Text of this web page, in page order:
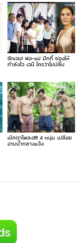
ชัดเจน! พ่อ-แม่ มิกกี้ ย่องให้
กำลังใจ เจนี่ ใครว่าไม่ปลื้ม
เบิกตาโพลง!!!! 4 หนุ่ม เปลือย
อาบน้ำกลางแจ้ง